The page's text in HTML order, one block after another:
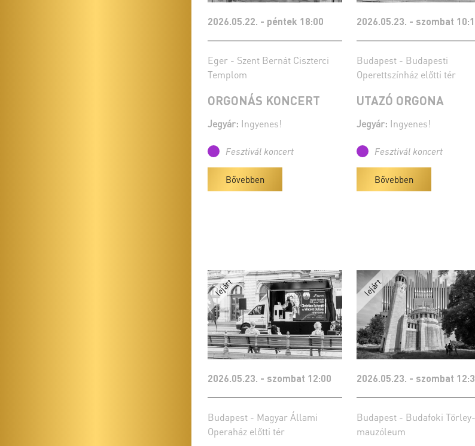
2026.05.22. - péntek 18:00
Eger - Szent Bernát Ciszterci
Templom
ORGONÁS KONCERT
Jegyár: Ingyenes!
Fesztivál koncert
Bővebben
2026.05.23. - szombat
Budapest - Budapesti
Operettszínház előtti tér
UTAZÓ ORGONA
Jegyár: Ingyenes!
Fesztivál koncert
Bővebben
2026.05.23. - szombat 12:00
Budapest - Magyar Állami
Operaház előtti tér
2026.05.23. - szombat
Budapest - Budafoki Törley-
mauzóleum